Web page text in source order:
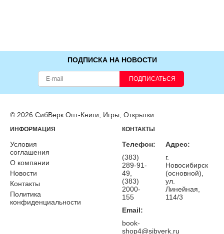
ПОДПИСКА НА НОВОСТИ
ПОДПИСАТЬСЯ
© 2026 СибВерк Опт-Книги, Игры, Открытки
ИНФОРМАЦИЯ
Условия
соглашения
О компании
Новости
Контакты
Политика
конфиденциальности
КОНТАКТЫ
Телефон:
(383)
289-91-
49,
(383)
2000-
155
Email:
book-
shop4@sibverk.ru
Адрес:
г.
Новосибирск
(основной),
ул.
Линейная,
114/3